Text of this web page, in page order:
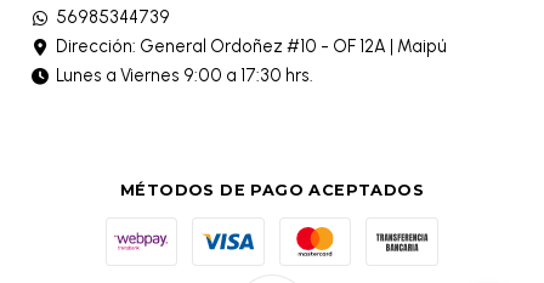
56985344739
Dirección: General Ordoñez #10 - OF 12A | Maipú
Lunes a Viernes 9:00 a 17:30 hrs.
MÉTODOS DE PAGO ACEPTADOS